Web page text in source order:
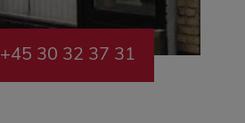
+45 30 32 37 31